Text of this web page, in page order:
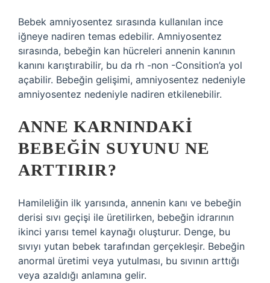
Bebek amniyosentez sırasında kullanılan ince
iğneye nadiren temas edebilir. Amniyosentez
sırasında, bebeğin kan hücreleri annenin kanının
kanını karıştırabilir, bu da rh -non -Consition’a yol
açabilir. Bebeğin gelişimi, amniyosentez nedeniyle
amniyosentez nedeniyle nadiren etkilenebilir.
ANNE KARNINDAKI
BEBEĞIN SUYUNU NE
ARTTIRIR?
Hamileliğin ilk yarısında, annenin kanı ve bebeğin
derisi sıvı geçişi ile üretilirken, bebeğin idrarının
ikinci yarısı temel kaynağı oluşturur. Denge, bu
sıvıyı yutan bebek tarafından gerçekleşir. Bebeğin
anormal üretimi veya yutulması, bu sıvının arttığı
veya azaldığı anlamına gelir.